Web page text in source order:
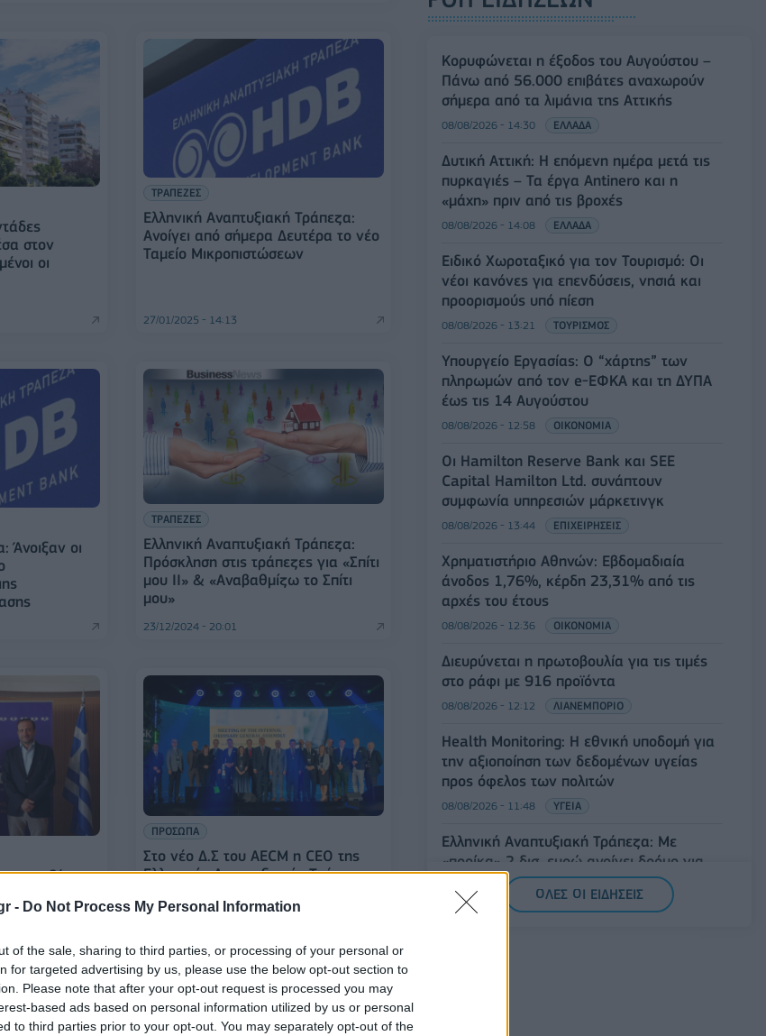
- Do Not Process My Personal Information
of the sale, sharing to third parties, or processing of your personal or
for targeted advertising by us, please use the below opt-out section to
Please note that after your opt-out request is processed you may
based ads based on personal information utilized by us or personal
to third parties prior to your opt-out. You may separately opt-out of the
στον
οι
ΤΡΑΠΕΖΕΣ
Ελληνική Αναπτυξιακή Τράπεζα:
Ανοίγει από σήμερα Δευτέρα το νέο
Ταμείο Μικροπιστώσεων
27/01/2025 - 14:13
Άνοιξαν οι
ΤΡΑΠΕΖΕΣ
Ελληνική Αναπτυξιακή Τράπεζα:
Πρόσκληση στις τράπεζες για «Σπίτι
μου ΙΙ» & «Αναβαθμίζω το Σπίτι
μου»
23/12/2024 - 20:01
μεταξύ της
ΠΡΟΣΩΠΑ
Στο νέο Δ.Σ του AECΜ η CEO της
Ελληνικής Αναπτυξιακής Τράπεζας,
11/06/2024 - 13:53
Κορυφώνεται η έξοδος του Αυγούστου –
Πάνω από 56.000 επιβάτες αναχωρούν
σήμερα από τα λιμάνια της Αττικής
08/08/2026 - 14:30 ΕΛΛΑΔΑ
Δυτική Αττική: Η επόμενη ημέρα μετά τις
πυρκαγιές – Τα έργα Antinero και η
«μάχη» πριν από τις βροχές
08/08/2026 - 14:08 ΕΛΛΑΔΑ
Ειδικό Χωροταξικό για τον Τουρισμό: Οι
νέοι κανόνες για επενδύσεις, νησιά και
προορισμούς υπό πίεση
08/08/2026 - 13:21 ΤΟΥΡΙΣΜΟΣ
Υπουργείο Εργασίας: Ο “χάρτης” των
πληρωμών από τον e-ΕΦΚΑ και τη ΔΥΠΑ
έως τις 14 Αυγούστου
08/08/2026 - 12:58 ΟΙΚΟΝΟΜΙΑ
Οι Hamilton Reserve Bank και SEE
Capital Hamilton Ltd. συνάπτουν
συμφωνία υπηρεσιών μάρκετινγκ
08/08/2026 - 13:44 ΕΠΙΧΕΙΡΗΣΕΙΣ
Χρηματιστήριο Αθηνών: Εβδομαδιαία
άνοδος 1,76%, κέρδη 23,31% από τις
αρχές του έτους
08/08/2026 - 12:36 ΟΙΚΟΝΟΜΙΑ
Διευρύνεται η πρωτοβουλία για τις τιμές
στο ράφι με 916 προϊόντα
08/08/2026 - 12:12 ΛΙΑΝΕΜΠΟΡΙΟ
Health Monitoring: Η εθνική υποδομή για
την αξιοποίηση των δεδομένων υγείας
προς όφελος των πολιτών
08/08/2026 - 11:48 ΥΓΕΙΑ
Ελληνική Αναπτυξιακή Τράπεζα: Με
«προίκα» 2 δισ. ευρώ ανοίγει δρόμο για
δάνεια έως 5 δισ. σε μικρομεσαίες
08/08/2026 - 11:22
ΟΛΕΣ ΟΙ ΕΙΔΗΣΕΙΣ